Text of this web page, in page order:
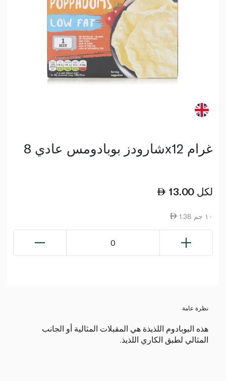
شارودز بوبادومس عادي 8x12 غرام
13.00 لكل
1.38 ١٠ جم
0
نظرة عامة
هذه البوبادوم اللذيذة هي المقبلات المثالية أو الجانب
المثالي لطبق الكاري اللذيذ.